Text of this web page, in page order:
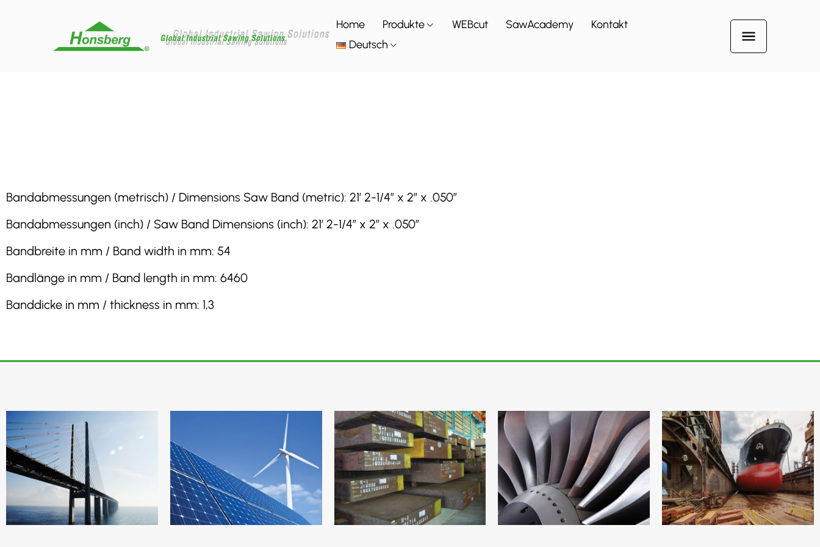
Home Produkte WEBcut SawAcademy
Kontakt
Deutsch
Bandabmessungen (metrisch) / Dimensions Saw Band (metric): 21′ 2-1/4″ x 2″ x .050″
Bandabmessungen (inch) / Saw Band Dimensions (inch): 21′ 2-1/4″ x 2″ x .050″
Bandbreite in mm / Band width in mm: 54
Bandlänge in mm / Band length in mm: 6460
Banddicke in mm / thickness in mm: 1,3